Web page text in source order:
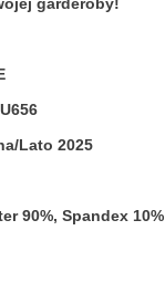
Lato 2025
90%, Spandex 10%